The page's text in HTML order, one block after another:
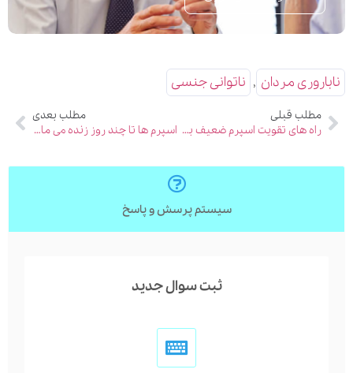
ناباروری مردان , ناتوانی جنسی
مطلب قبلی
راه های تقویت اسپرم ضعیف برای بارداری
مطلب بعدی
اسپرم ها تا چند روز زنده می مانند؟
سیستم پرسش و پاسخ
ثبت سوال جدید